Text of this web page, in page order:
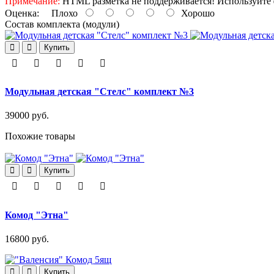
Оценка: Плохо Хорошо
Состав комплекта (модули)
Купить
Модульная детская "Стелс" комплект №3
39000 руб.
Похожие товары
Купить
Комод "Этна"
16800 руб.
Купить